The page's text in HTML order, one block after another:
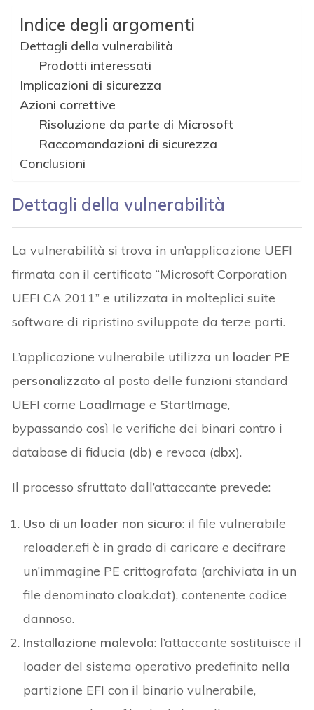
Indice degli argomenti
Dettagli della vulnerabilità
Prodotti interessati
Implicazioni di sicurezza
Azioni correttive
Risoluzione da parte di Microsoft
Raccomandazioni di sicurezza
Conclusioni
Dettagli della vulnerabilità
La vulnerabilità si trova in un’applicazione UEFI
firmata con il certificato “Microsoft Corporation
UEFI CA 2011” e utilizzata in molteplici suite
software di ripristino sviluppate da terze parti.
L’applicazione vulnerabile utilizza un loader PE
personalizzato al posto delle funzioni standard
UEFI come LoadImage e StartImage,
bypassando così le verifiche dei binari contro i
database di fiducia (db) e revoca (dbx).
Il processo sfruttato dall’attaccante prevede:
Uso di un loader non sicuro: il file vulnerabile
reloader.efi è in grado di caricare e decifrare
un’immagine PE crittografata (archiviata in un
file denominato cloak.dat), contenente codice
dannoso.
Installazione malevola: l’attaccante sostituisce il
loader del sistema operativo predefinito nella
partizione EFI con il binario vulnerabile,